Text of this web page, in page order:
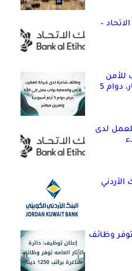
–
للأمن
والحماية براتب يصل إلى 420 دينار، دوام 5
لدى
توفر وظائف